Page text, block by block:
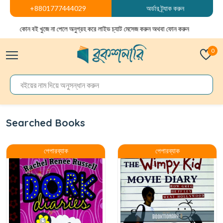
+8801777444029 অর্ডার ট্র্যাক করুন
কোন বই খুজে না পেলে অনুগ্রহ করে লাইভ চ্যাট মেসেজ করুন অথবা ফোন করুন
0
Searched Books
পেপারব্যাক পেপারব্যাক